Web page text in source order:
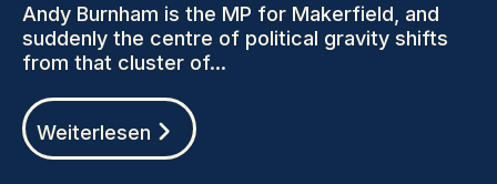
Andy Burnham is the MP for Makerfield, and
suddenly the centre of political gravity shifts
from that cluster of...
Weiterlesen